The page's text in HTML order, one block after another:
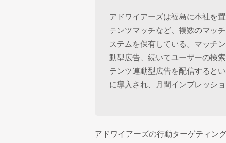
アドワイアーズは福島に本社を
テンツマッチなど、複数のマッ
ステムを保有している。マッチ
動型広告、続いてユーザーの検
テンツ連動型広告を配信すると
に導入され、月間インプレッシ
アドワイアーズの行動ターゲティン